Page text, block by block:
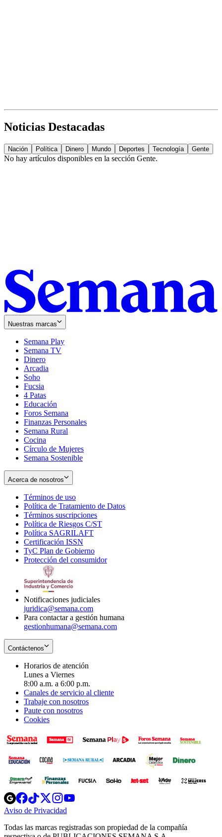
Noticias Destacadas
Nación Política Dinero Mundo Deportes Tecnología Gente
No hay artículos disponibles en la sección Gente.
Nuestras marcas
Semana Play
Semana TV
Dinero
Arcadia
Soho
in
new
window
Fucsia
in
new
window
4 Patas
Educación
Foros Semana
Finanzas Personales
Semana Rural
Cocina
Círculo de Mujeres
Semana Sostenible
Acerca de nosotros
Términos de uso
in
new
window
Política de Tratamiento de Datos
Términos suscripciones
in
Política de Riesgos C/ST
Política SAGRILAFT
new
window
Certificación ISSN
in
new
TyC Plan de Gobierno
in
Protección del consumidorOpens
Notificaciones judiciales
juridica@semana.com
Para contactar a gestión humana
gestionhumana@semana.com
Contáctenos
Horarios de atención
Lunes a Viernes
8:00 a.m. a 6:00 p.m.
Canales de servicio al cliente
Trabaje con nosotros
Paute con nosotros
Cookies
Opens
in
new
Opens
in
new
Opens
in
new
window
Opens
new
windowwindow
Aviso de Privacidad
new
Todas las marcas registradas son propiedad de la compañía